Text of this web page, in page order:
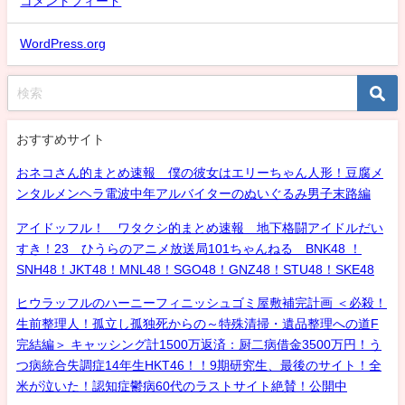
WordPress.org
おすすめサイト
おネコさん的まとめ速報 僕の彼女はエリーちゃん人形！豆腐メ
ンタルメンヘラ電波中年アルバイターのぬいぐるみ男子末路編
アイドッフル！ ワタクシ的まとめ速報 地下格闘アイドルだい
すき！23 ひうらのアニメ放送局101ちゃんねる BNK48 ！
SNH48！JKT48！MNL48！SGO48！GNZ48！STU48！SKE48
ヒウラッフルのハーニーフィニッシュゴミ屋敷補完計画 ＜必殺！
生前整理人！孤立し孤独死からの～特殊清掃・遺品整理への道F
完結編＞ キャッシング計1500万返済：厨二病借金3500万円！う
つ病統合失調症14年生HKT46！！9期研究生、最後のサイト！全
米が泣いた！認知症鬱病60代のラストサイト絶賛！公開中